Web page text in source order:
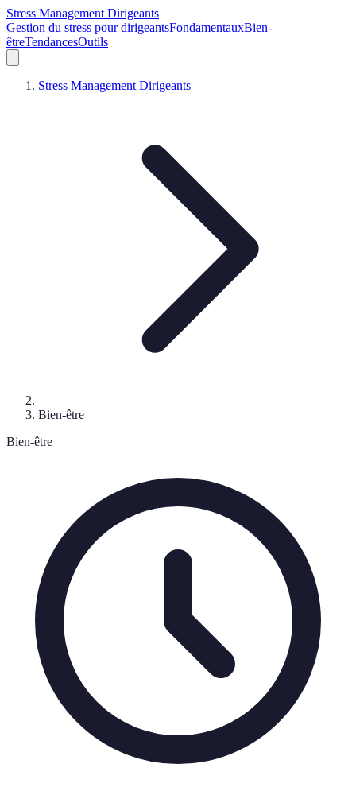
Stress Management Dirigeants
Gestion du stress pour dirigeantsFondamentauxBien-
êtreTendancesOutils
Stress Management Dirigeants
Bien-être
Bien-être